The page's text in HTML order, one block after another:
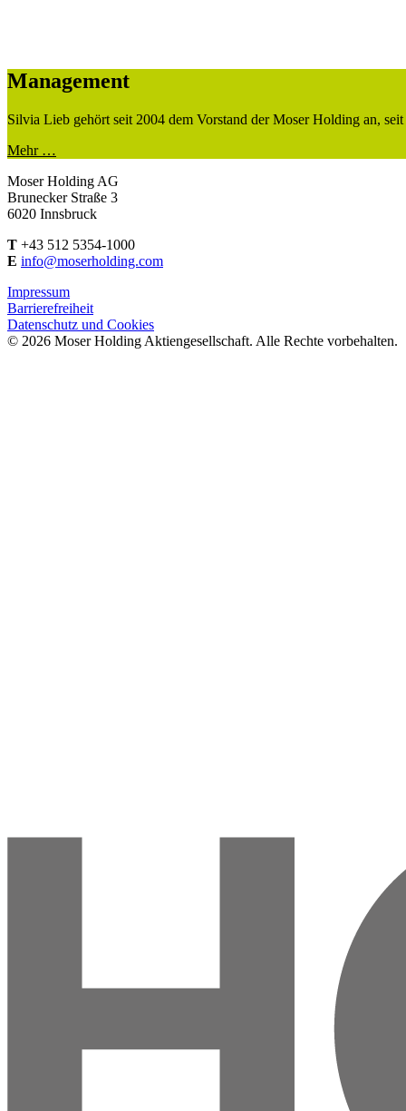
Management
Silvia Lieb gehört seit 2004 dem Vorstand der Moser Holding an,
Mehr …
Moser Holding AG
Brunecker Straße 3
6020 Innsbruck
T +43 512 5354-1000
E info@moserholding.com
Impressum
Barrierefreiheit
Datenschutz und Cookies
© 2026 Moser Holding Aktiengesellschaft. Alle Rechte vorbehalten.